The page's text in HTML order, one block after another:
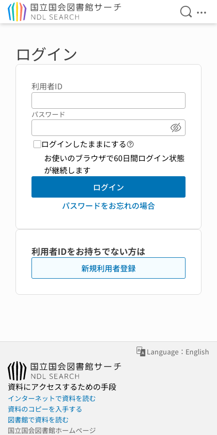
検索を
メ
ログイン
利用者ID
パスワード
パスワー
ログインしたままにする ログイン機能 ヘルプペ
お使いのブラウザで60日間ログイン状態
が継続します
ログイン
パスワードをお忘れの場合
利用者IDをお持ちでない方は
新規利用者登録
Language：English
資料にアクセスするための手段
インターネットで資料を読む
資料のコピーを入手する
図書館で資料を読む
国立国会図書館ホームページ